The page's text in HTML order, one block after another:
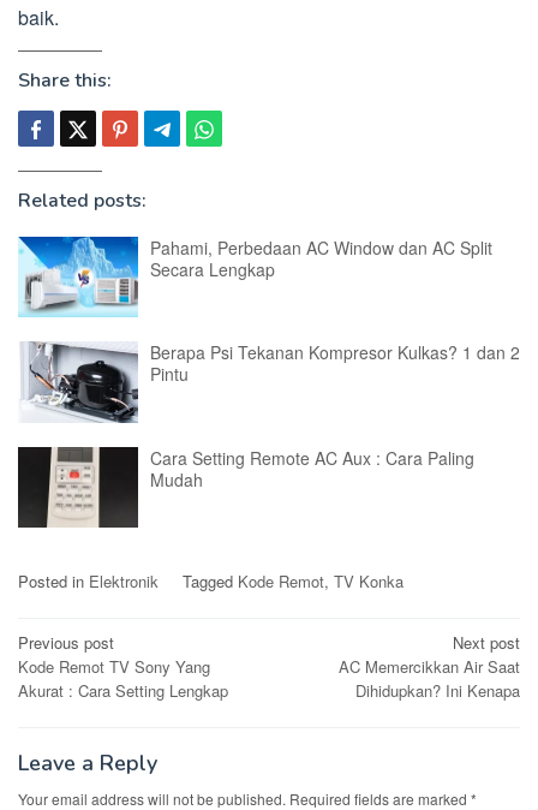
baik.
Share this:
Related posts:
Pahami, Perbedaan AC Window dan AC Split
Secara Lengkap
Berapa Psi Tekanan Kompresor Kulkas? 1 dan 2
Pintu
Cara Setting Remote AC Aux : Cara Paling
Mudah
Posted in Elektronik Tagged Kode Remot, TV Konka
Post
navigation
Previous post
Kode Remot TV Sony Yang
Akurat : Cara Setting Lengkap
Next post
AC Memercikkan Air Saat
Dihidupkan? Ini Kenapa
Leave a Reply
Your email address will not be published. Required fields are marked *